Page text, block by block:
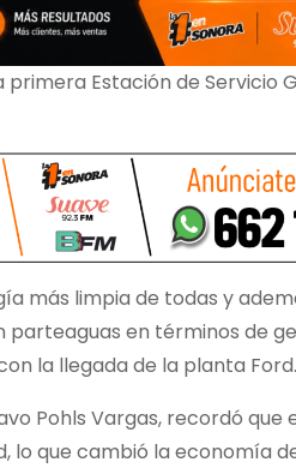
Estación de Servicio
más limpia de todas y
parteaguas en términos de
la llegada de la planta Ford.
Pohls Vargas, recordó que
que cambió la economía